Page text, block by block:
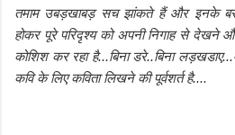
तमाम उबड़खाबड़ सच झांकते हैं और इनके
होकर पूरे परिदृश्य को अपनी निगाह से देखने
कोशिश कर रहा है...बिना डरे..बिना
कवि के लिए कविता लिखने की पूर्वशर्त है....